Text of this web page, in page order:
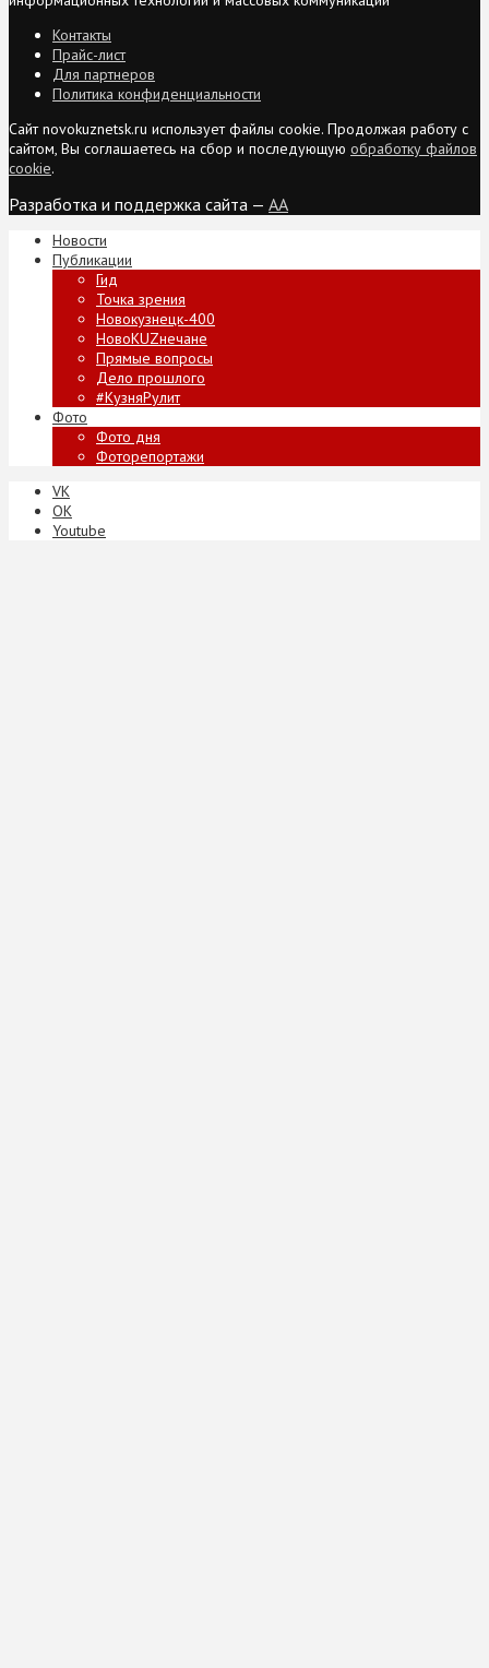
Контакты
Прайс-лист
Для партнеров
Политика конфиденциальности
Сайт novokuznetsk.ru использует файлы cookie. Продолжая работу с
сайтом, Вы соглашаетесь на сбор и последующую обработку файлов
cookie.
Разработка и поддержка сайта — AA
Новости
Публикации
Гид
Точка зрения
Новокузнецк-400
НовоKUZнечане
Прямые вопросы
Дело прошлого
#КузняРулит
Фото
Фото дня
Фоторепортажи
VK
ОК
Youtube